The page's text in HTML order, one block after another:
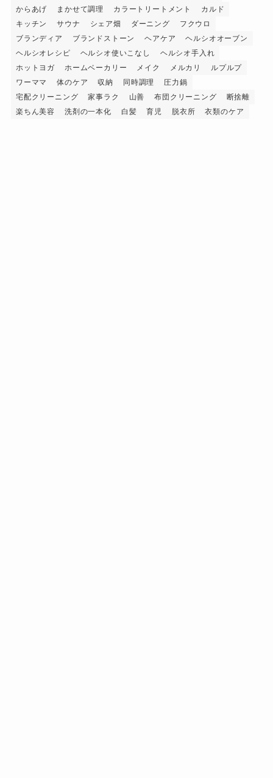
からあげ
まかせて調理 カラートリートメント
カルド
キッチン
サウナ シェア畑 ダーニング
フクウロ
ブランディア
ブランドストーン ヘアケア
ヘルシオオーブン
ヘルシオレシピ
ヘルシオ使いこなし
ヘルシオ手入れ
ホットヨガ
ホームベーカリー メイク メルカリ
ルプルプ
ワーママ
体のケア 収納 同時調理
圧力鍋
宅配クリーニング
家事ラク 山善 布団クリーニング
断捨離
楽ちん美容
洗剤の一本化 白髪 育児 脱衣所 衣類のケア